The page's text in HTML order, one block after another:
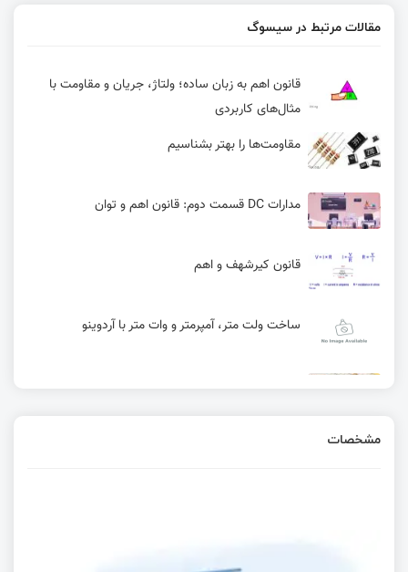
مقالات مرتبط در سیسوگ
قانون اهم به زبان ساده؛ ولتاژ، جریان و مقاومت با
مثال‌های کاربردی
مقاومت‌ها را بهتر بشناسیم
مدارات DC قسمت دوم: قانون اهم و توان
قانون کیرشهف و اهم
ساخت ولت متر، آمپرمتر و وات متر با آردوینو
مشخصات